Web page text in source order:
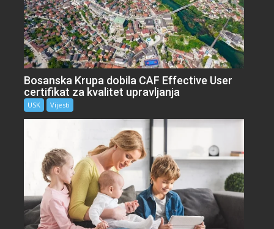
Bosanska Krupa dobila CAF Effective User
certifikat za kvalitet upravljanja
USK Vijesti